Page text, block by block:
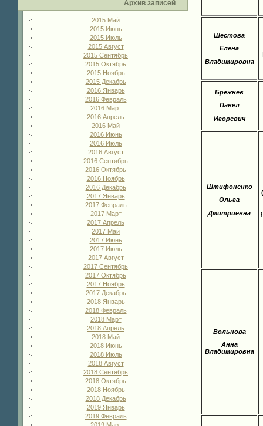
Архив записей
2015 Май
2015 Июнь
2015 Июль
2015 Август
2015 Сентябрь
2015 Октябрь
2015 Ноябрь
2015 Декабрь
2016 Январь
2016 Февраль
2016 Март
2016 Апрель
2016 Май
2016 Июнь
2016 Июль
2016 Август
2016 Сентябрь
2016 Октябрь
2016 Ноябрь
2016 Декабрь
2017 Январь
2017 Февраль
2017 Март
2017 Апрель
2017 Май
2017 Июнь
2017 Июль
2017 Август
2017 Сентябрь
2017 Октябрь
2017 Ноябрь
2017 Декабрь
2018 Январь
2018 Февраль
2018 Март
2018 Апрель
2018 Май
2018 Июнь
2018 Июль
2018 Август
2018 Сентябрь
2018 Октябрь
2018 Ноябрь
2018 Декабрь
2019 Январь
2019 Февраль
Шестова
Елена
Владимировна
Брежнев
Павел
Игоревич
Штифоненко
Ольга
Дмитриевна
Вольнова
Анна
Владимировна